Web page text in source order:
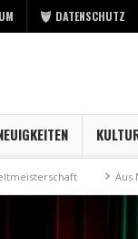
DATENSCHUTZ
Aus Millennium wird